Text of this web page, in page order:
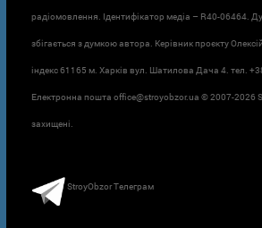
радіомовлення. Ідентифікатор медіа – R40-06464.
збігається з думкою автора. Керівник проєкту
індекс 61165 м. Харків вул. Шатилова Дача 4. тел.
Електронна пошта office@stroyobzor.ua © 2007-2026
захищені.
StroyObzor Телеграм